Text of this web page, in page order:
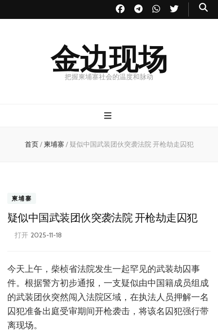
金边现场
把握柬埔寨社会的温度和脉动
首页/ 柬埔寨 / 疑似中国武装团伙突袭法院 开枪劫走囚犯
柬埔寨
疑似中国武装团伙突袭法院 开枪劫走囚犯
打开 2025-11-18
今天上午，柴桢省法院发生一起罕见的武装劫囚事
件。根据警方初步通报，一支疑似由中国籍成员组成
的武装团伙突然闯入法院区域，在执法人员押解一名
囚犯准备出庭受审期间开枪袭击，将该名囚犯强行带
离现场。